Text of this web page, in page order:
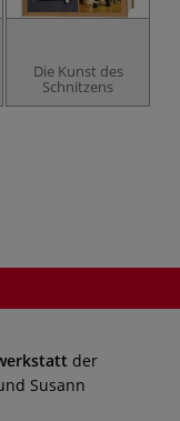
Die Kunst des
Schnitzens
der
Susann